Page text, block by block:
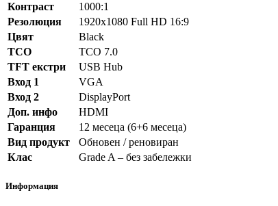
Контраст
1000:1
Резолюция
1920x1080 Full HD 16:9
Цвят
Black
TCO
TCO 7.0
TFT екстри
USB Hub
Вход 1
VGA
Вход 2
DisplayPort
Доп. инфо
HDMI
Гаранция
12 месеца (6+6 месеца)
Вид продукт
Обновен / реновиран
Клас
Grade A – без забележки
Информация